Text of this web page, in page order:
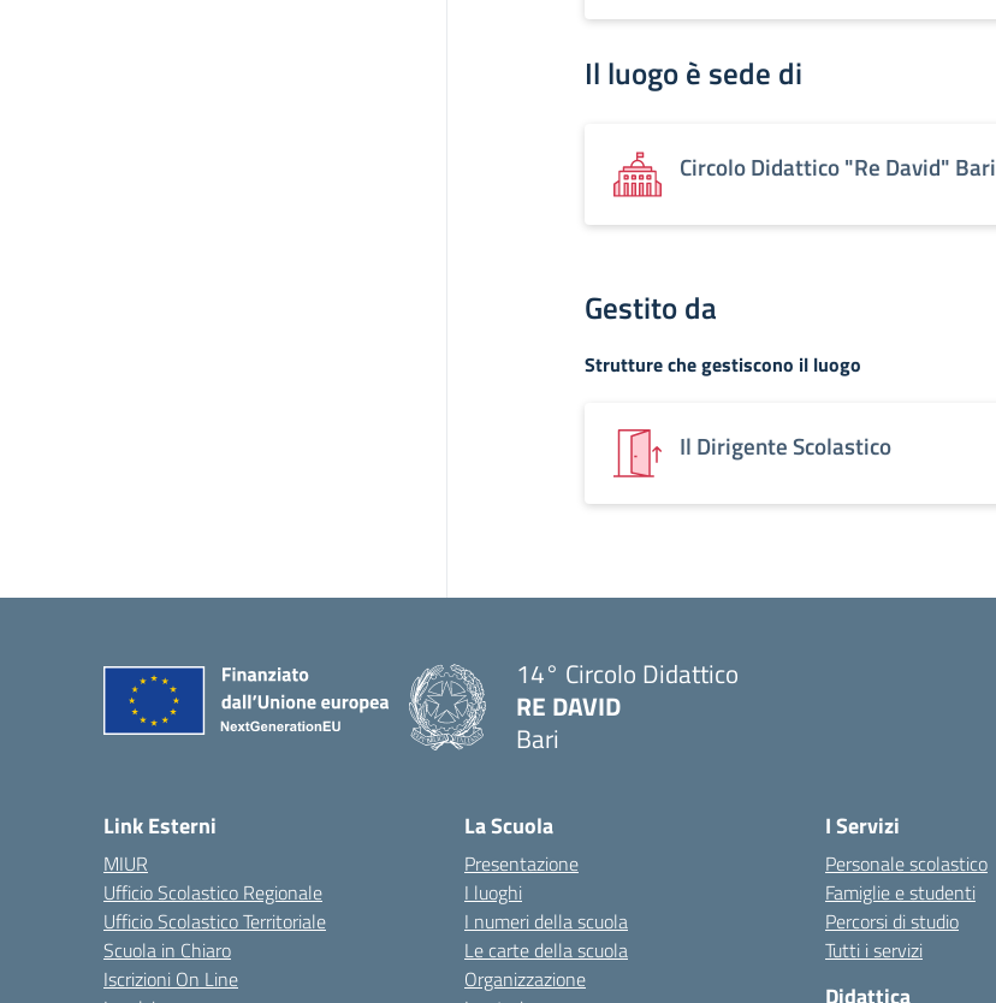
Il luogo è sede di
Circolo Didattico "Re David" Bari
Gestito da
Strutture che gestiscono il luogo
Il Dirigente Scolastico
14° Circolo Didattico
RE DAVID
Bari
Link Esterni
MIUR
Ufficio Scolastico Regionale
Ufficio Scolastico Territoriale
Scuola in Chiaro
Iscrizioni On Line
La Scuola
Presentazione
I luoghi
I numeri della scuola
Le carte della scuola
Organizzazione
I Servizi
Personale scolastico
Famiglie e studenti
Percorsi di studio
Tutti i servizi
Didattica